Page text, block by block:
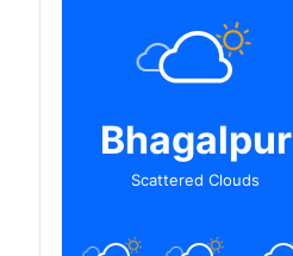
Bhagalpur
Scattered Clouds